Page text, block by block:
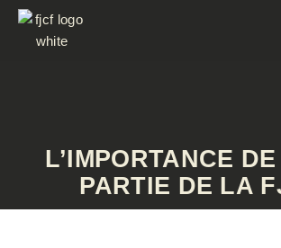
Aller
L’IMPORTANCE
PARTIE DE LA